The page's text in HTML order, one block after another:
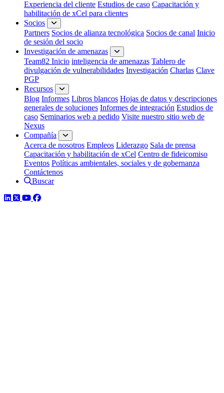
Experiencia del cliente Estudios de caso Capacitación y
habilitación de xCel para clientes
Socios
Partners Socios de alianza tecnológica Socios de canal Inicio
de sesión del socio
Investigación de amenazas
Team82 Inicio inteligencia de amenazas Tablero de
divulgación de vulnerabilidades Investigación Charlas Clave
PGP
Recursos
Blog Informes Libros blancos Hojas de datos y descripciones
generales de soluciones Informes de integración Estudios de
caso Seminarios web a pedido Visite nuestro sitio web de
Nexus
Compañía
Acerca de nosotros Empleos Liderazgo Sala de prensa
Capacitación y habilitación de xCel Centro de fideicomiso
Eventos Políticas ambientales, sociales y de gobernanza
Contáctenos
Buscar
LinkedIn
TwitterYouTube
Facebook